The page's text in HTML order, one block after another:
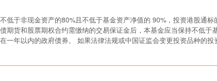
低于非现金资产的80%且不低于基金资产净值的 90%，投资港股通
期货和股票期权合约需缴纳的交易保证金后，本基金应当保持不低于
一年以内的政府债券。 如果法律法规或中国证监会变更投资品种的